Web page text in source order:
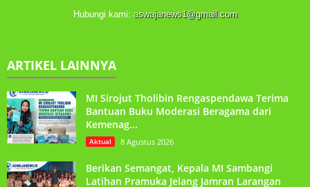
Hubungi kami: aswajanews1@gmail.com
ARTIKEL LAINNYA
MI Sirojut Tholibin Rengaspendawa Terima
Bantuan Buku Moderasi Beragama dari
Kemenag...
Aktual 8 Agustus 2026
Berikan Semangat, Kepala MI Sambangi
Latihan Pramuka Jelang Jamran Larangan